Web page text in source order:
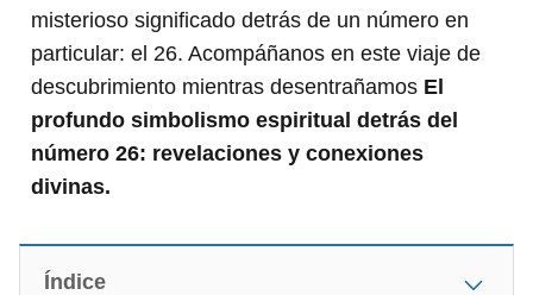
misterioso significado detrás de un número en
particular: el 26. Acompáñanos en este viaje de
descubrimiento mientras desentrañamos El
profundo simbolismo espiritual detrás del
número 26: revelaciones y conexiones
divinas.
Índice